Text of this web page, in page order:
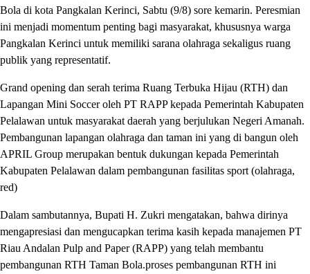
Bola di kota Pangkalan Kerinci, Sabtu (9/8) sore kemarin. Peresmian
ini menjadi momentum penting bagi masyarakat, khususnya warga
Pangkalan Kerinci untuk memiliki sarana olahraga sekaligus ruang
publik yang representatif.
Grand opening dan serah terima Ruang Terbuka Hijau (RTH) dan
Lapangan Mini Soccer oleh PT RAPP kepada Pemerintah Kabupaten
Pelalawan untuk masyarakat daerah yang berjulukan Negeri Amanah.
Pembangunan lapangan olahraga dan taman ini yang di bangun oleh
APRIL Group merupakan bentuk dukungan kepada Pemerintah
Kabupaten Pelalawan dalam pembangunan fasilitas sport (olahraga,
red)
Dalam sambutannya, Bupati H. Zukri mengatakan, bahwa dirinya
mengapresiasi dan mengucapkan terima kasih kepada manajemen PT
Riau Andalan Pulp and Paper (RAPP) yang telah membantu
pembangunan RTH Taman Bola.proses pembangunan RTH ini